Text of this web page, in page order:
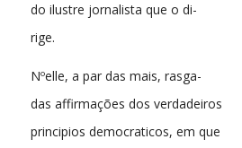
do ilustre jornalista que o di-
rige.
Nºelle, a par das mais, rasga-
das affirmações dos verdadeiros
principios democraticos, em que